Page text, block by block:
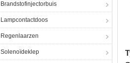
Brandstofinjectorbuis
Lampcontactdoos
Regenlaarzen
Solenoïdeklep